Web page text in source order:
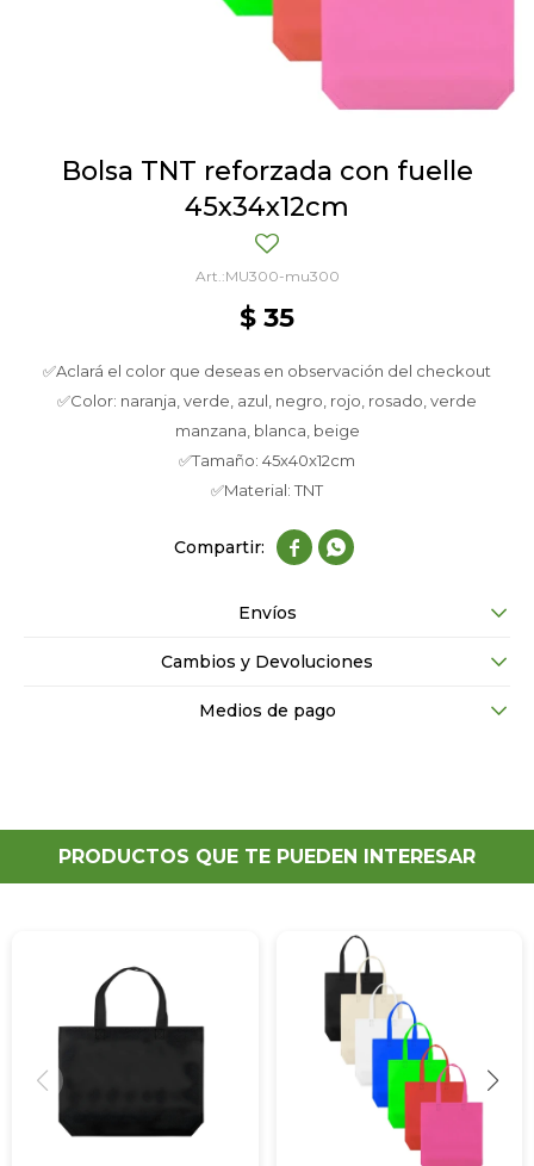
Bolsa TNT reforzada con fuelle
45x34x12cm
MU300-mu300
$ 35
✅Aclará el color que deseas en observación del checkout
✅Color: naranja, verde, azul, negro, rojo, rosado, verde
manzana, blanca, beige
✅Tamaño: 45x40x12cm
✅Material: TNT
 
Envíos
Cambios y Devoluciones
Medios de pago
PRODUCTOS QUE TE PUEDEN INTERESAR